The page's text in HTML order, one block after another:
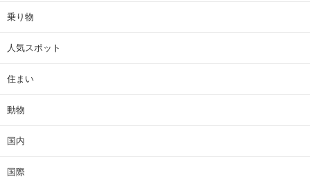
乗り物
人気スポット
住まい
動物
国内
国際